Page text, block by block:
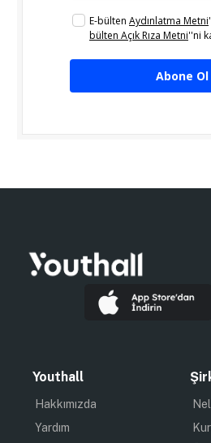
E-bülten Aydınlatma Metni
bülten Açık Rıza Metni''ni
Abone Ol
Youthall
Hakkımızda
Yardım